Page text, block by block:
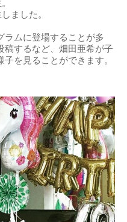
ました。
ラムに登場することが多
稿するなど、畑田亜希が子
を見ることができます。